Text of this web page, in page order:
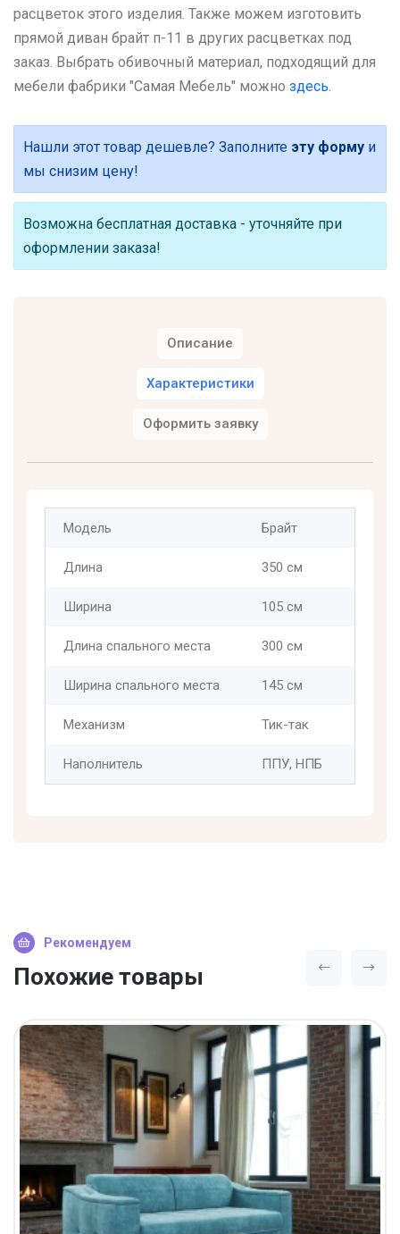
расцветок этого изделия. Также можем изготовить
прямой диван брайт п-11 в других расцветках под
заказ. Выбрать обивочный материал, подходящий для
мебели фабрики "Самая Мебель" можно здесь.
Нашли этот товар дешевле? Заполните эту форму и
мы снизим цену!
Возможна бесплатная доставка - уточняйте при
оформлении заказа!
Описание
Характеристики
Оформить заявку
Модель Брайт
Длина 350 см
Ширина 105 см
Длина спального места 300 см
Ширина спального места 145 см
Механизм Тик-так
Наполнитель ППУ, НПБ
Рекомендуем
Похожие товары